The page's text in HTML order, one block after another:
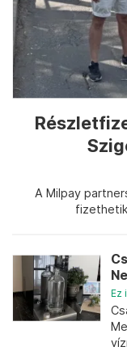
A Milpay
Ez